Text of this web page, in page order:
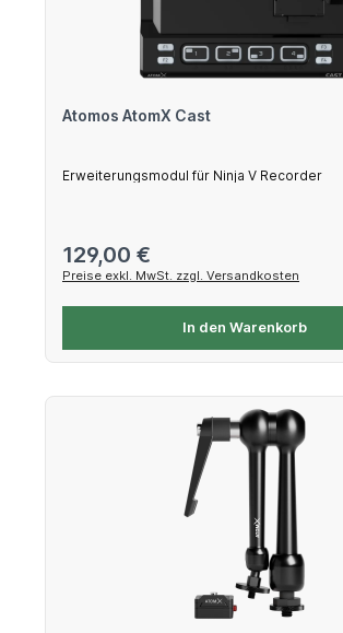
Atomos AtomX Cast
Erweiterungsmodul für Ninja V Recorder
Regulärer Preis:
129,00 €
Preise exkl. MwSt. zzgl. Versandkosten
In den Warenkorb